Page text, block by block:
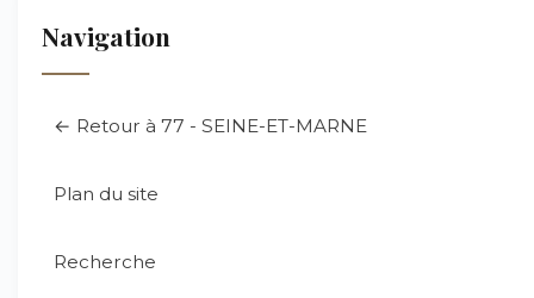
Navigation
← Retour à 77 - SEINE-ET-MARNE
Plan du site
Recherche